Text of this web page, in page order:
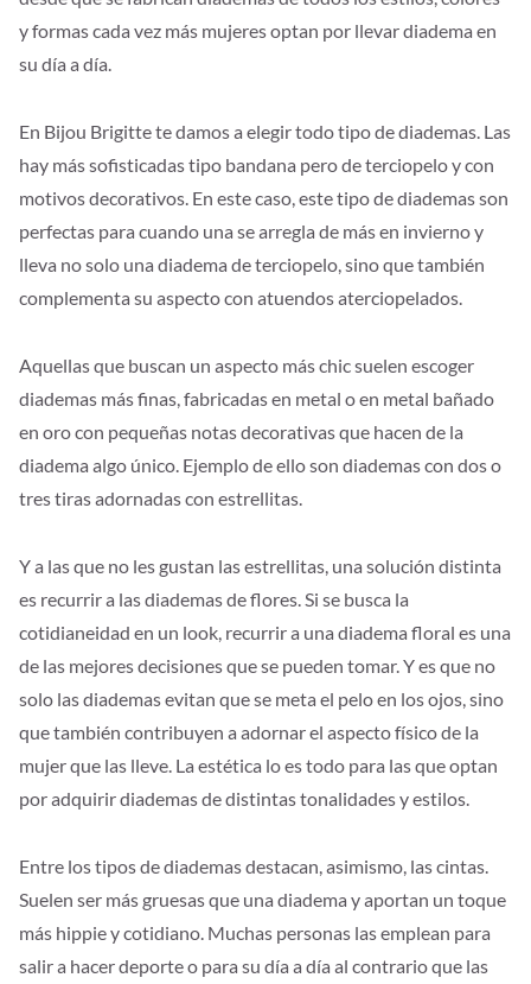
y formas cada vez más mujeres optan por llevar diadema en
su día a día.
En Bijou Brigitte te damos a elegir todo tipo de diademas. Las
hay más sofisticadas tipo bandana pero de terciopelo y con
motivos decorativos. En este caso, este tipo de diademas son
perfectas para cuando una se arregla de más en invierno y
lleva no solo una diadema de terciopelo, sino que también
complementa su aspecto con atuendos aterciopelados.
Aquellas que buscan un aspecto más chic suelen escoger
diademas más finas, fabricadas en metal o en metal bañado
en oro con pequeñas notas decorativas que hacen de la
diadema algo único. Ejemplo de ello son diademas con dos o
tres tiras adornadas con estrellitas.
Y a las que no les gustan las estrellitas, una solución distinta
es recurrir a las diademas de flores. Si se busca la
cotidianeidad en un look, recurrir a una diadema floral es una
de las mejores decisiones que se pueden tomar. Y es que no
solo las diademas evitan que se meta el pelo en los ojos, sino
que también contribuyen a adornar el aspecto físico de la
mujer que las lleve. La estética lo es todo para las que optan
por adquirir diademas de distintas tonalidades y estilos.
Entre los tipos de diademas destacan, asimismo, las cintas.
Suelen ser más gruesas que una diadema y aportan un toque
más hippie y cotidiano. Muchas personas las emplean para
salir a hacer deporte o para su día a día al contrario que las